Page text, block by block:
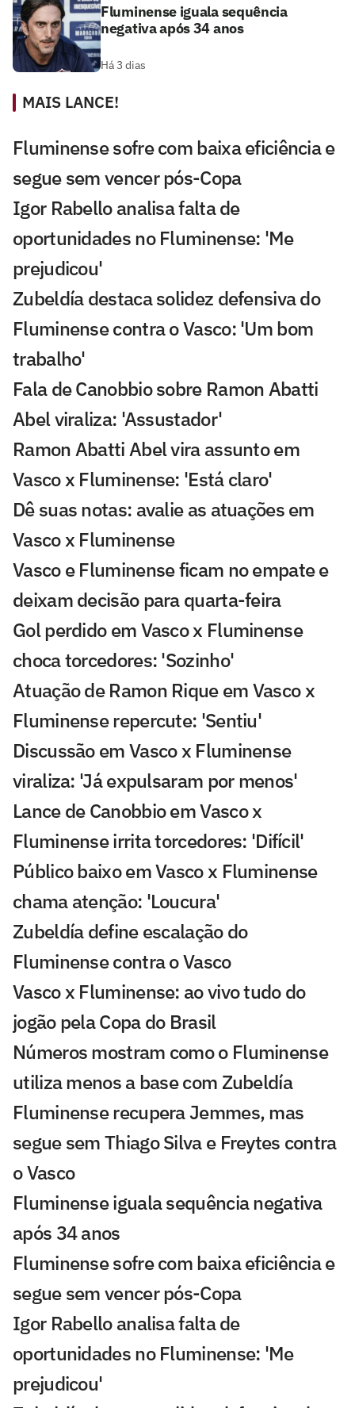
Fluminense iguala sequência
negativa após 34 anos
Há 3 dias
MAIS LANCE!
Fluminense sofre com baixa eficiência e
segue sem vencer pós-Copa
Igor Rabello analisa falta de
oportunidades no Fluminense: 'Me
prejudicou'
Zubeldía destaca solidez defensiva do
Fluminense contra o Vasco: 'Um bom
trabalho'
Fala de Canobbio sobre Ramon Abatti
Abel viraliza: 'Assustador'
Ramon Abatti Abel vira assunto em
Vasco x Fluminense: 'Está claro'
Dê suas notas: avalie as atuações em
Vasco x Fluminense
Vasco e Fluminense ficam no empate e
deixam decisão para quarta-feira
Gol perdido em Vasco x Fluminense
choca torcedores: 'Sozinho'
Atuação de Ramon Rique em Vasco x
Fluminense repercute: 'Sentiu'
Discussão em Vasco x Fluminense
viraliza: 'Já expulsaram por menos'
Lance de Canobbio em Vasco x
Fluminense irrita torcedores: 'Difícil'
Público baixo em Vasco x Fluminense
chama atenção: 'Loucura'
Zubeldía define escalação do
Fluminense contra o Vasco
Vasco x Fluminense: ao vivo tudo do
jogão pela Copa do Brasil
Números mostram como o Fluminense
utiliza menos a base com Zubeldía
Fluminense recupera Jemmes, mas
segue sem Thiago Silva e Freytes contra
o Vasco
Fluminense iguala sequência negativa
após 34 anos
Fluminense sofre com baixa eficiência e
segue sem vencer pós-Copa
Igor Rabello analisa falta de
oportunidades no Fluminense: 'Me
prejudicou'